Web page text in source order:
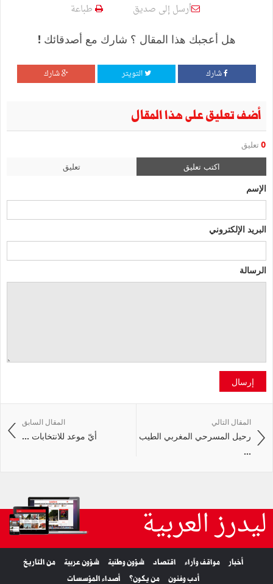
أرسل إلى صديق طباعة
هل أعجبك هذا المقال ؟ شارك مع أصدقائك !
شارك التويتر شارك
أضف تعليق على هذا المقال
0 تعليق
اكتب تعليق تعليق
الإسم
البريد الإلكتروني
الرسالة
إرسال
المقال السابق
أيّ موعد للانتخابات ...
المقال التالي
رحيل المسرحي المغربي الطيب
...
ليدرز العربية
أخبار مواقف وآراء اقتصاد شؤون وطنية شؤون عربية
من التاريخ
أدب وفنون
من يكون؟ أصداء المؤسسات